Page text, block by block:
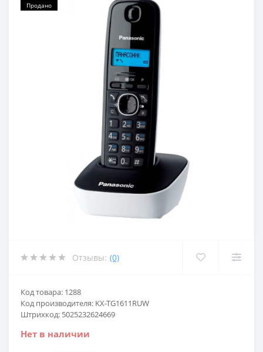
Продано
Отзывы: (0)
Код товара: 1288
Код производителя: KX-TG1611RUW
Штрихкод: 5025232624669
Нет в наличии